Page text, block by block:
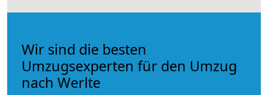
Wir sind die besten
Umzugsexperten für den Umzug
nach Werlte